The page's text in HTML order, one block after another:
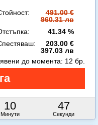
491.00 €
960.31 лв
41.34 %
203.00 €
397.03 лв
10
Минути
45
Секунди
до момента: 12 бр.